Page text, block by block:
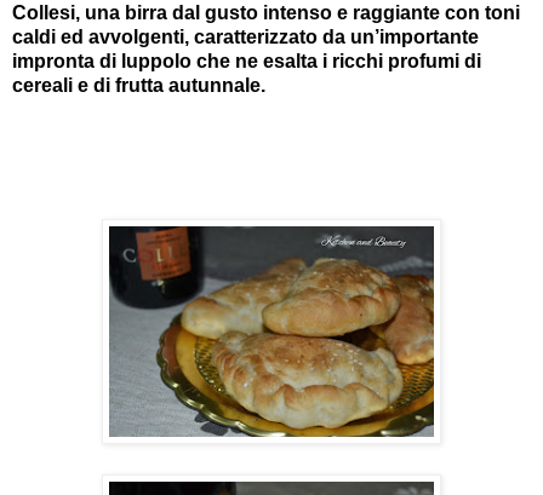
Collesi, una birra dal gusto intenso e raggiante con toni
caldi ed avvolgenti, caratterizzato da un’importante
impronta di luppolo che ne esalta i ricchi profumi di
cereali e di frutta autunnale.